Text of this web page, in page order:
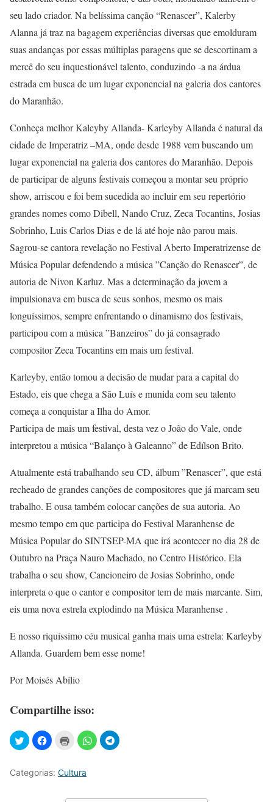
seu lado criador. Na belíssima canção “Renascer”, Kalerby
Alanna já traz na bagagem experiências diversas que emolduram
suas andanças por essas múltiplas paragens que se descortinam a
mercê do seu inquestionável talento, conduzindo -a na árdua
estrada em busca de um lugar exponencial na galeria dos cantores
do Maranhão.
Conheça melhor Kaleyby Allanda- Karleyby Allanda é natural da
cidade de Imperatriz –MA, onde desde 1988 vem buscando um
lugar exponencial na galeria dos cantores do Maranhão. Depois
de participar de alguns festivais começou a montar seu próprio
show, arriscou e foi bem sucedida ao incluir em seu repertório
grandes nomes como Dibell, Nando Cruz, Zeca Tocantins, Josias
Sobrinho, Luis Carlos Dias e de lá até hoje não parou mais.
Sagrou-se cantora revelação no Festival Aberto Imperatrizense de
Música Popular defendendo a música ”Canção do Renascer”, de
autoria de Nivon Karluz. Mas a determinação da jovem a
impulsionava em busca de seus sonhos, mesmo os mais
longuíssimos, sempre enfrentando o dinamismo dos festivais,
participou com a música ”Banzeiros” do já consagrado
compositor Zeca Tocantins em mais um festival.
Karleyby, então tomou a decisão de mudar para a capital do
Estado, eis que chega a São Luís e munida com seu talento
começa a conquistar a Ilha do Amor.
Participa de mais um festival, desta vez o João do Vale, onde
interpretou a música “Balanço à Galeanno” de Edílson Brito.
Atualmente está trabalhando seu CD, álbum ”Renascer”, que está
recheado de grandes canções de compositores que já marcam seu
trabalho. E ousa também colocar canções de sua autoria. Ao
mesmo tempo em que participa do Festival Maranhense de
Música Popular do SINTSEP-MA que irá acontecer no dia 28 de
Outubro na Praça Nauro Machado, no Centro Histórico. Ela
trabalha o seu show, Cancioneiro de Josias Sobrinho, onde
interpreta o que o cantor e compositor tem de mais marcante. Sim,
eis uma nova estrela explodindo na Música Maranhense .
E nosso riquíssimo céu musical ganha mais uma estrela: Karleyby
Allanda. Guardem bem esse nome!
Por Moisés Abílio
Compartilhe isso:
Categorias: Cultura